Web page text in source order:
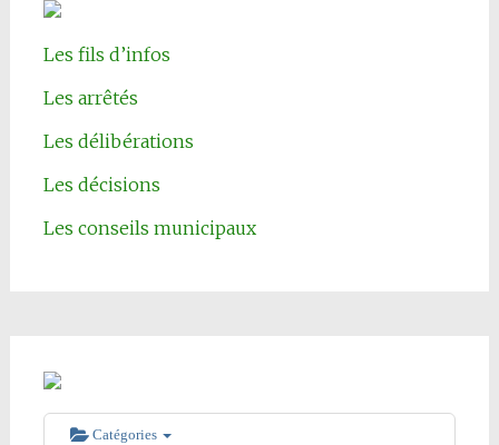
Les fils d’infos
Les arrêtés
Les délibérations
Les décisions
Les conseils municipaux
Catégories